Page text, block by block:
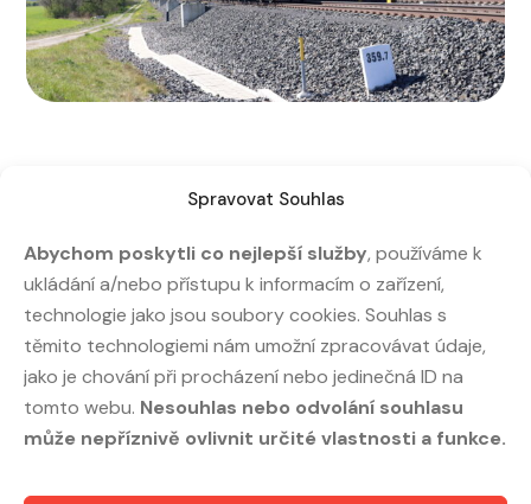
Spravovat Souhlas
Abychom poskytli co nejlepší služby, používáme k
ukládání a/nebo přístupu k informacím o zařízení,
technologie jako jsou soubory cookies. Souhlas s
těmito technologiemi nám umožní zpracovávat údaje,
jako je chování při procházení nebo jedinečná ID na
tomto webu. Nesouhlas nebo odvolání souhlasu
může nepříznivě ovlivnit určité vlastnosti a funkce.